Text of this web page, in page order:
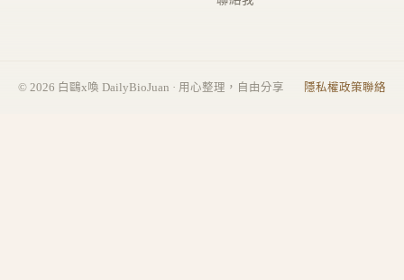
© 2026 白鷗x喚 DailyBioJuan · 用心整理，自由分享 隱私權政策聯絡